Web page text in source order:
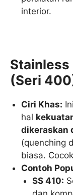
interior.
(Seri
Ciri Khas:
hal
dikeraskan
(quenching
biasa.
Contoh
SS 410: